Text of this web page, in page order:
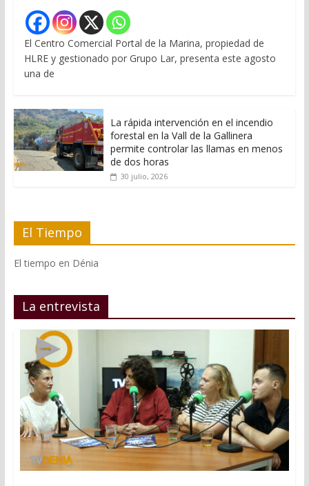
El Centro Comercial Portal de la Marina, propiedad de
HLRE y gestionado por Grupo Lar, presenta este agosto
una de
La rápida intervención en el incendio
forestal en la Vall de la Gallinera
permite controlar las llamas en menos
de dos horas
30 julio, 2026
El Tiempo
El tiempo en Dénia
La entrevista